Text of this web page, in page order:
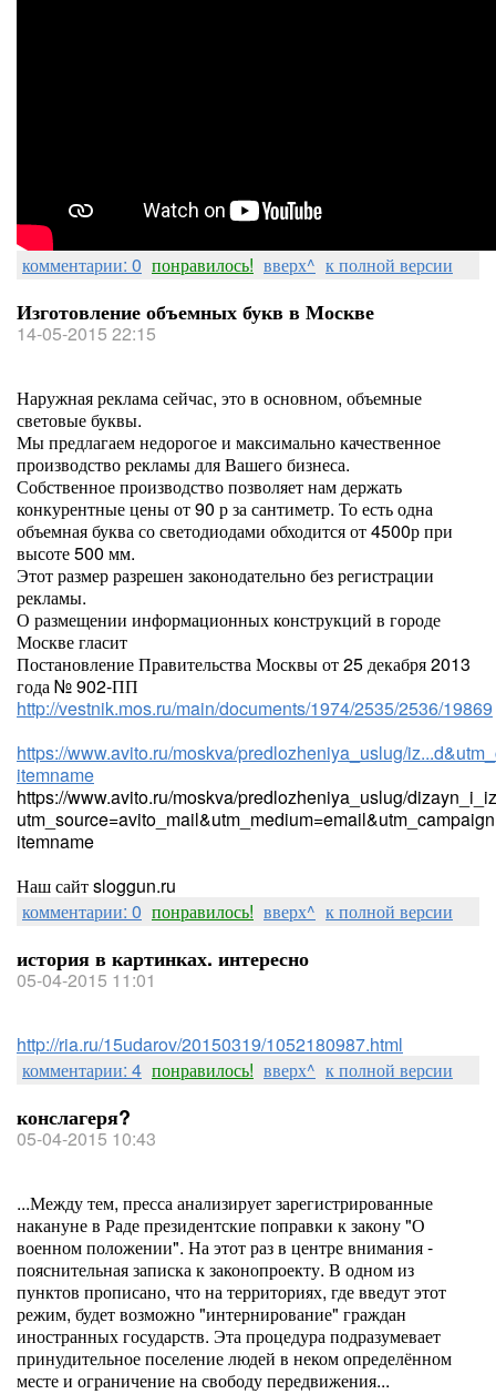
комментарии: 0 понравилось! вверх^ к полной версии
Изготовление объемных букв в Москве
14-05-2015 22:15
Наружная реклама сейчас, это в основном, объемные
световые буквы.
Мы предлагаем недорогое и максимально качественное
производство рекламы для Вашего бизнеса.
Собственное производство позволяет нам держать
конкурентные цены от 90 р за сантиметр. То есть одна
объемная буква со светодиодами обходится от 4500р при
высоте 500 мм.
Этот размер разрешен законодательно без регистрации
рекламы.
О размещении информационных конструкций в городе
Москве гласит
Постановление Правительства Москвы от 25 декабря 2013
года № 902-ПП
http://vestnik.mos.ru/main/documents/1974/2535/2536/19869
https://www.avito.ru/moskva/predlozheniya_uslug/
itemname
https://www.avito.ru/moskva/predlozheniya_uslug/
itemname
Наш сайт sloggun.ru
комментарии: 0 понравилось! вверх^ к полной версии
история в картинках. интересно
05-04-2015 11:01
http://ria.ru/15udarov/20150319/1052180987.html
комментарии: 4 понравилось! вверх^ к полной версии
конслагеря?
05-04-2015 10:43
...Между тем, пресса анализирует зарегистрированные
накануне в Раде президентские поправки к закону "О
военном положении". На этот раз в центре внимания -
пояснительная записка к законопроекту. В одном из
пунктов прописано, что на территориях, где введут этот
режим, будет возможно "интернирование" граждан
иностранных государств. Эта процедура подразумевает
принудительное поселение людей в неком определённом
месте и ограничение на свободу передвижения...